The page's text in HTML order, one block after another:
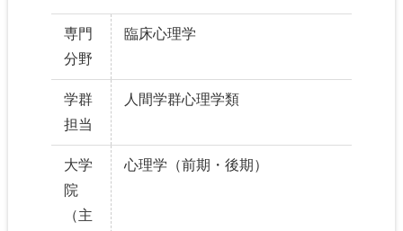
専門
分野
臨床心理学
学群
担当
人間学群心理学類
大学
院
（主
心理学（前期・後期）